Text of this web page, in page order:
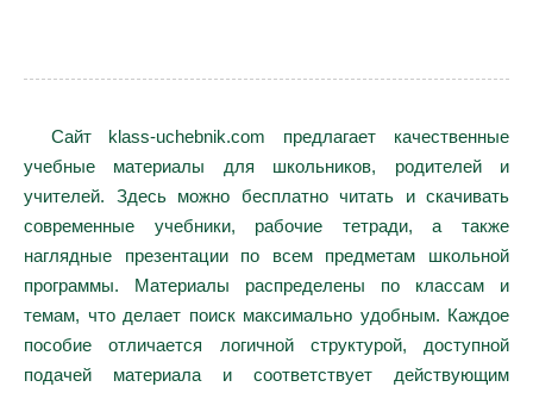
Сайт klass-uchebnik.com предлагает качественные
учебные материалы для школьников, родителей и
учителей. Здесь можно бесплатно читать и скачивать
современные учебники, рабочие тетради, а также
наглядные презентации по всем предметам школьной
программы. Материалы распределены по классам и
темам, что делает поиск максимально удобным. Каждое
пособие отличается логичной структурой, доступной
подачей материала и соответствует действующим